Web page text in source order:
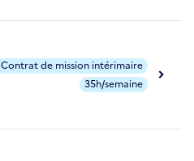
Contrat de mission intérimaire
35h/semaine